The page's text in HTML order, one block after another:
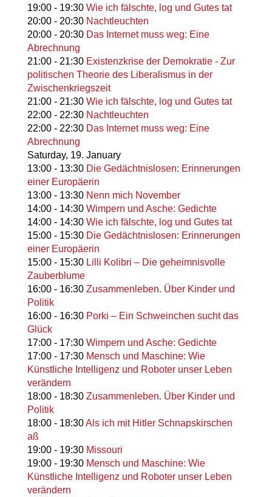
19:00- 19:30 Wie ich fälschte, log und Gutes tat
20:00- 20:30 Nachtleuchten
20:00- 20:30 Das Internet muss weg: Eine
Abrechnung
21:00- 21:30 Existenzkrise der Demokratie - Zur
politischen Theorie des Liberalismus in der
Zwischenkriegszeit
21:00- 21:30 Wie ich fälschte, log und Gutes tat
22:00- 22:30 Nachtleuchten
22:00- 22:30 Das Internet muss weg: Eine
Abrechnung
Saturday, 19. January
13:00- 13:30 Die Gedächtnislosen: Erinnerungen
einer Europäerin
13:00- 13:30 Nenn mich November
14:00- 14:30 Wimpern und Asche: Gedichte
14:00- 14:30 Wie ich fälschte, log und Gutes tat
15:00- 15:30 Die Gedächtnislosen: Erinnerungen
einer Europäerin
15:00- 15:30 Lilli Kolibri – Die geheimnisvolle
Zauberblume
16:00- 16:30 Zusammenleben. Über Kinder und
Politik
16:00- 16:30 Porki – Ein Schweinchen sucht das
Glück
17:00- 17:30 Wimpern und Asche: Gedichte
17:00- 17:30 Mensch und Maschine: Wie
Künstliche Intelligenz und Roboter unser Leben
verändern
18:00- 18:30 Zusammenleben. Über Kinder und
Politik
18:00- 18:30Als ich mit Hitler Schnapskirschen
aß
19:00- 19:30 Missouri
19:00- 19:30 Mensch und Maschine: Wie
Künstliche Intelligenz und Roboter unser Leben
verändern